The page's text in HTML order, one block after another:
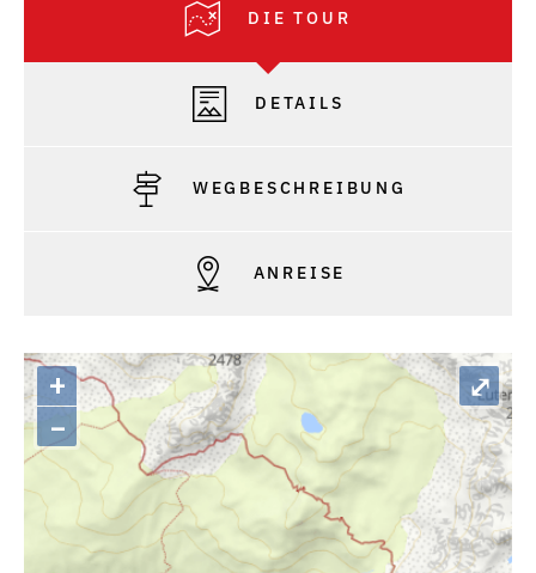
DIE TOUR
DETAILS
WEGBESCHREIBUNG
ANREISE
+
–
⤢